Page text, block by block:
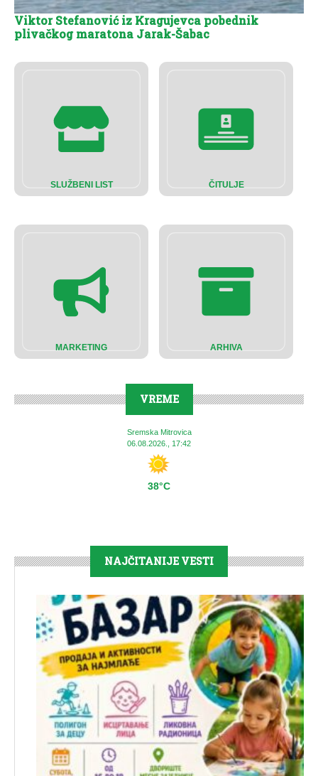
SLUŽBENI LIST ČITULJE
MARKETING ARHIVA
VREME
Sremska Mitrovica
06.08.2026., 17:42
38°C
Viktor Stefanović iz Kragujevca pobednik
plivačkog maratona Jarak-Šabac
NAJČITANIJE VESTI